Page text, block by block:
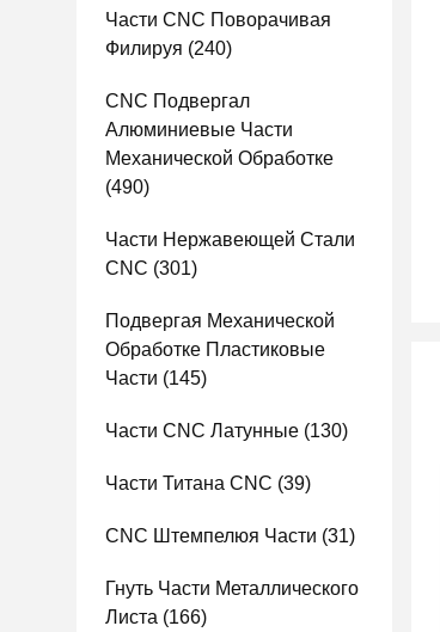
Части CNC Поворачивая
Филируя (240)
CNC Подвергал
Алюминиевые Части
Механической Обработке
(490)
Части Нержавеющей Стали
CNC (301)
Подвергая Механической
Обработке Пластиковые
Части (145)
Части CNC Латунные (130)
Части Титана CNC (39)
CNC Штемпелюя Части (31)
Гнуть Части Металлического
Листа (166)